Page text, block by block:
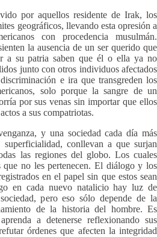
por aquellos residente de Irak, los
geográficos, llevando esta opresión a
con procedencia musulmán.
la ausencia de un ser querido que
a su patria saben que él o ella ya no
junto con otros individuos afectados
e ira que transgreden los
solo porque la sangre de un
por sus venas sin importar que ellos
a sus compatriotas.
y una sociedad cada día más
superficialidad, conllevan a que surjan
las regiones del globo. Los cuales
que no les pertenecen. El diálogo y los
en el papel sin que estos sean
en cada nuevo natalicio hay luz de
pero eso sólo depende de la
de la historia del hombre. Es
a detenerse reflexionando sus
órdenes que afecten la integridad